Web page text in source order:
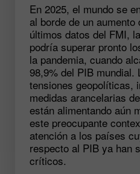
En 2025, el mundo se
al borde de un
últimos datos del FMI,
podría superar pronto
la pandemia, cuando
98,9% del PIB mundial.
tensiones geopolíticas,
medidas arancelarias
están alimentando aún
este preocupante
atención a los países
respecto al PIB ya han
críticos.